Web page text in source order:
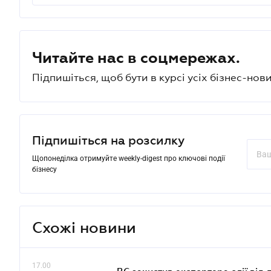
Читайте нас в соцмережах.
Підпишіться, щоб бути в курсі усіх бізнес-
Підпишіться на розсилку
Щопонеділка отримуйте weekly-digest про ключові події
бізнесу
Схожі новини
17.00